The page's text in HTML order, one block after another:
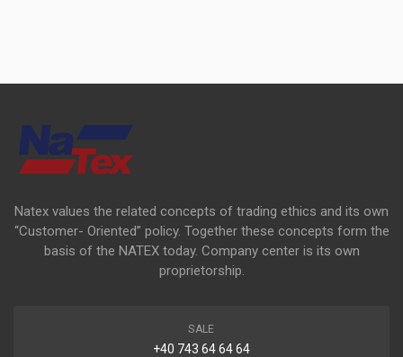
Natex values the related concepts of trading ethics and its own
“Customer- Oriented” policy. Together these concepts form the
basis of the NATEX today. Company center is its own
proprietorship.
SALE
+40 743 64 64 64